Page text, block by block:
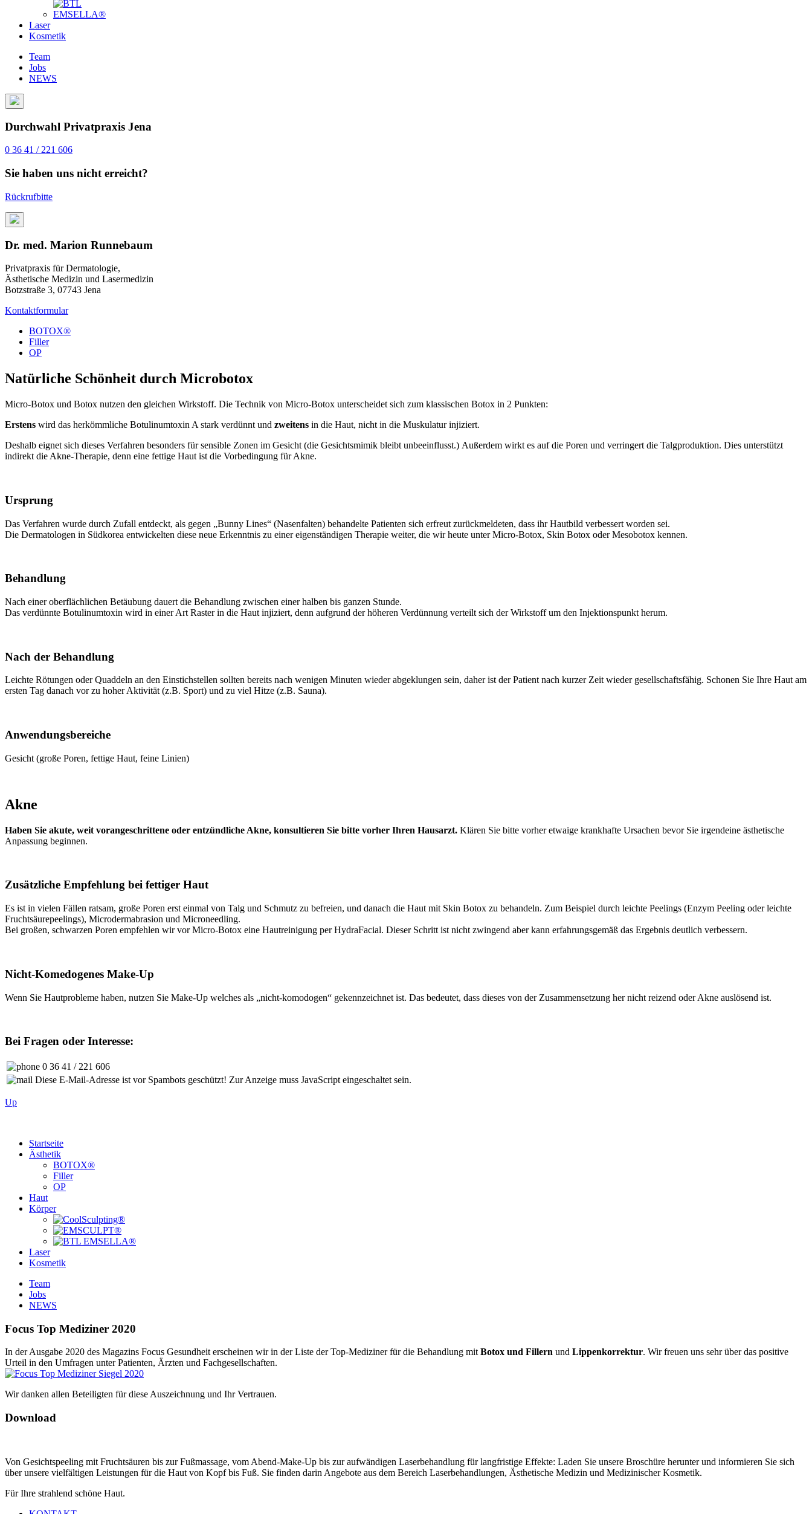
Laser
Kosmetik
Team
Jobs
NEWS
Durchwahl Privatpraxis Jena
0 36 41 / 221 606
Sie haben uns nicht erreicht?
Rückrufbitte
Dr. med. Marion Runnebaum
Privatpraxis für Dermatologie,
Ästhetische Medizin und Lasermedizin
Botzstraße 3, 07743 Jena
Kontaktformular
BOTOX®
Filler
OP
Natürliche Schönheit durch Microbotox
Micro-Botox und Botox nutzen den gleichen Wirkstoff. Die Technik von Micro-Botox unterscheidet sich zum klassischen Botox in 2 Punkten:
Erstens wird das herkömmliche Botulinumtoxin A stark verdünnt und zweitens in die Haut, nicht in die Muskulatur injiziert.
Deshalb eignet sich dieses Verfahren besonders für sensible Zonen im Gesicht (die Gesichtsmimik bleibt unbeeinflusst.) Außerdem wirkt es auf die Poren und verringert die Talgproduktion. Dies unterstützt
indirekt die Akne-Therapie, denn eine fettige Haut ist die Vorbedingung für Akne.
Ursprung
Das Verfahren wurde durch Zufall entdeckt, als gegen „Bunny Lines“ (Nasenfalten) behandelte Patienten sich erfreut zurückmeldeten, dass ihr Hautbild verbessert worden sei.
Die Dermatologen in Südkorea entwickelten diese neue Erkenntnis zu einer eigenständigen Therapie weiter, die wir heute unter Micro-Botox, Skin Botox oder Mesobotox kennen.
Behandlung
Nach einer oberflächlichen Betäubung dauert die Behandlung zwischen einer halben bis ganzen Stunde.
Das verdünnte Botulinumtoxin wird in einer Art Raster in die Haut injiziert, denn aufgrund der höheren Verdünnung verteilt sich der Wirkstoff um den Injektionspunkt herum.
Nach der Behandlung
Leichte Rötungen oder Quaddeln an den Einstichstellen sollten bereits nach wenigen Minuten wieder abgeklungen sein, daher ist der Patient nach kurzer Zeit wieder gesellschaftsfähig. Schonen Sie Ihre Haut am
ersten Tag danach vor zu hoher Aktivität (z.B. Sport) und zu viel Hitze (z.B. Sauna).
Anwendungsbereiche
Gesicht (große Poren, fettige Haut, feine Linien)
Akne
Haben Sie akute, weit vorangeschrittene oder entzündliche Akne, konsultieren Sie bitte vorher Ihren Hausarzt. Klären Sie bitte vorher etwaige krankhafte Ursachen bevor Sie irgendeine ästhetische
Anpassung beginnen.
Zusätzliche Empfehlung bei fettiger Haut
Es ist in vielen Fällen ratsam, große Poren erst einmal von Talg und Schmutz zu befreien, und danach die Haut mit Skin Botox zu behandeln. Zum Beispiel durch leichte Peelings (Enzym Peeling oder leichte
Fruchtsäurepeelings), Microdermabrasion und Microneedling.
Bei großen, schwarzen Poren empfehlen wir vor Micro-Botox eine Hautreinigung per HydraFacial. Dieser Schritt ist nicht zwingend aber kann erfahrungsgemäß das Ergebnis deutlich verbessern.
Nicht-Komedogenes Make-Up
Wenn Sie Hautprobleme haben, nutzen Sie Make-Up welches als „nicht-komodogen“ gekennzeichnet ist. Das bedeutet, dass dieses von der Zusammensetzung her nicht reizend oder Akne auslösend ist.
Bei Fragen oder Interesse:
0 36 41 / 221 606
Diese E-Mail-Adresse ist vor Spambots geschützt! Zur Anzeige muss JavaScript eingeschaltet sein.
Up
Startseite
Ästhetik
BOTOX®
Filler
OP
Haut
Körper
Laser
Kosmetik
Team
Jobs
NEWS
Focus Top Mediziner 2020
In der Ausgabe 2020 des Magazins Focus Gesundheit erscheinen wir in der Liste der Top-Mediziner für die Behandlung mitBotox und Fillern und Lippenkorrektur. Wir freuen uns sehr über das positive
Urteil in den Umfragen unter Patienten, Ärzten und Fachgesellschaften.
Wir danken allen Beteiligten für diese Auszeichnung und Ihr Vertrauen.
Download
Von Gesichtspeeling mit Fruchtsäuren bis zur Fußmassage, vom Abend-Make-Up bis zur aufwändigen Laserbehandlung für langfristige Effekte: Laden Sie unsere Broschüre herunter und informieren Sie sich
über unsere vielfältigen Leistungen für die Haut von Kopf bis Fuß. Sie finden darin Angebote aus dem Bereich Laserbehandlungen, Ästhetische Medizin und Medizinischer Kosmetik.
Für Ihre strahlend schöne Haut.